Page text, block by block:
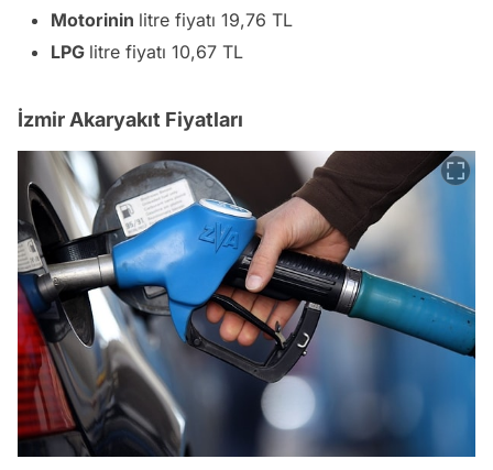
Motorinin litre fiyatı 19,76 TL
LPG litre fiyatı 10,67 TL
İzmir Akaryakıt Fiyatları